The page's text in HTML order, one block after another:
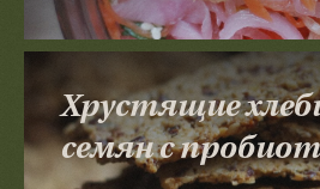
Хрустящие
семян с